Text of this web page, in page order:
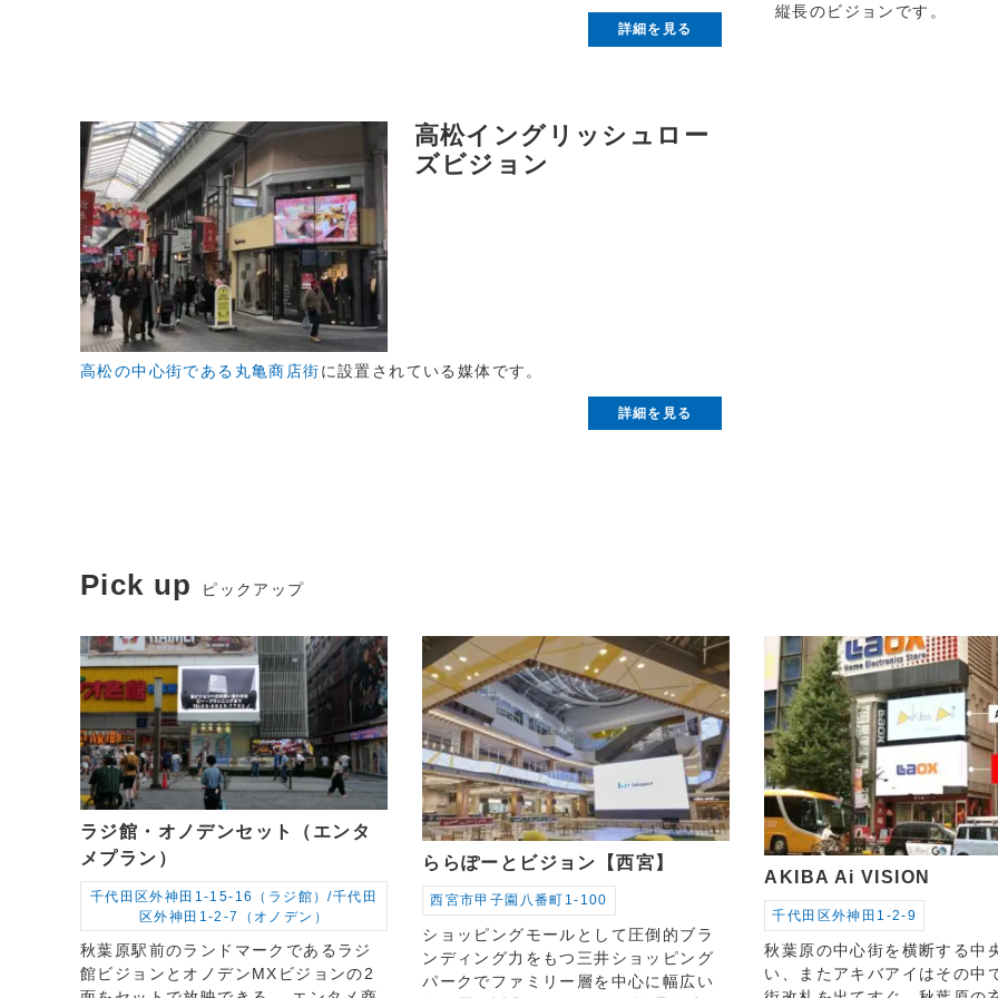
詳細を見る
縦長のビジョンです。
高松イングリッシュロー
ズビジョン
高松の中心街である丸亀商店街に設置されている媒体です。
詳細を見る
Pick up ピックアップ
ラジ館・オノデンセット（エンタ
メプラン）
千代田区外神田1-15-16（ラジ館）/千代田
区外神田1-2-7（オノデン）
秋葉原駅前のランドマークであるラジ
館ビジョンとオノデンMXビジョンの2
ららぽーとビジョン【西宮】
西宮市甲子園八番町1-100
ショッピングモールとして圧倒的ブラ
ンディング力をもつ三井ショッピング
パークでファミリー層を中心に幅広い
AKIBA Ai VISION
千代田区外神田1-2-9
秋葉原の中心街を横断する中
い、またアキバアイはその中